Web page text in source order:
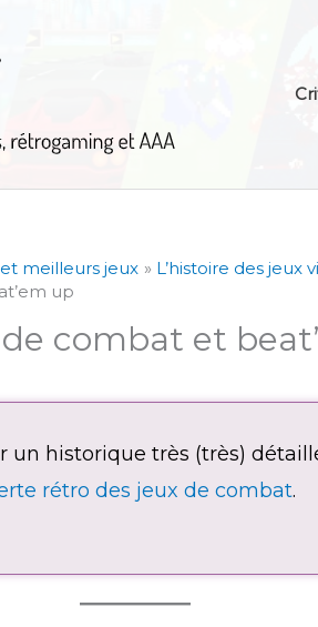
meilleurs jeux
L’histoire des jeux
up
de combat et
un historique très (très)
rétro des jeux de combat.